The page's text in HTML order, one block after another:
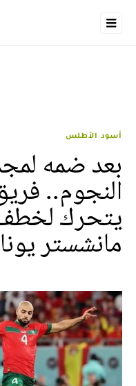
أسود الأطلس
بعد ضمه
النجوم..
يتحرك
مانشستر